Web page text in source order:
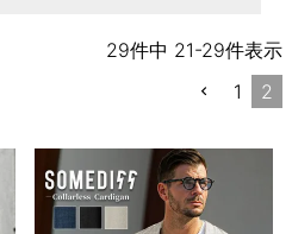
29件中 21-29件表示
1
2